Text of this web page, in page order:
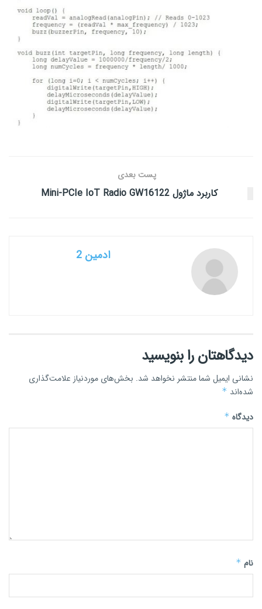
پست بعدی
کاربرد ماژول Mini-PCIe IoT Radio GW16122
ادمین 2
دیدگاهتان را بنویسید
نشانی ایمیل شما منتشر نخواهد شد. بخش‌های موردنیاز علامت‌گذاری
شده‌اند *
دیدگاه *
نام *